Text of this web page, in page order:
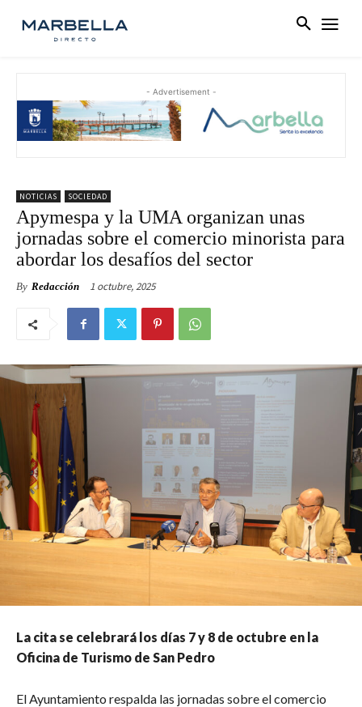
- Advertisement -
NOTICIAS SOCIEDAD
Apymespa y la UMA organizan unas
jornadas sobre el comercio minorista para
abordar los desafíos del sector
By Redacción 1 octubre, 2025
La cita se celebrará los días 7 y 8 de octubre en la
Oficina de Turismo de San Pedro
El Ayuntamiento respalda las jornadas sobre el comercio